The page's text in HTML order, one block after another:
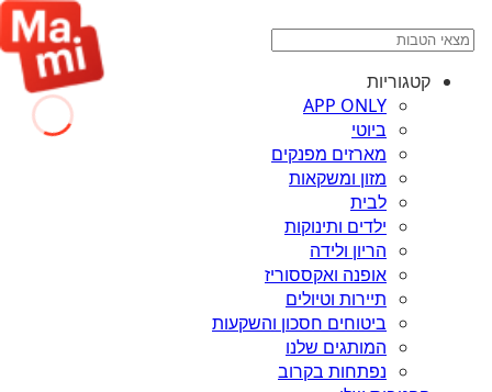
קטגוריות
APP ONLY
ביוטי
מארזים מפנקים
מזון ומשקאות
לבית
ילדים ותינוקות
הריון ולידה
אופנה ואקססוריז
תיירות וטיולים
ביטוחים חסכון והשקעות
המותגים שלנו
נפתחות בקרוב